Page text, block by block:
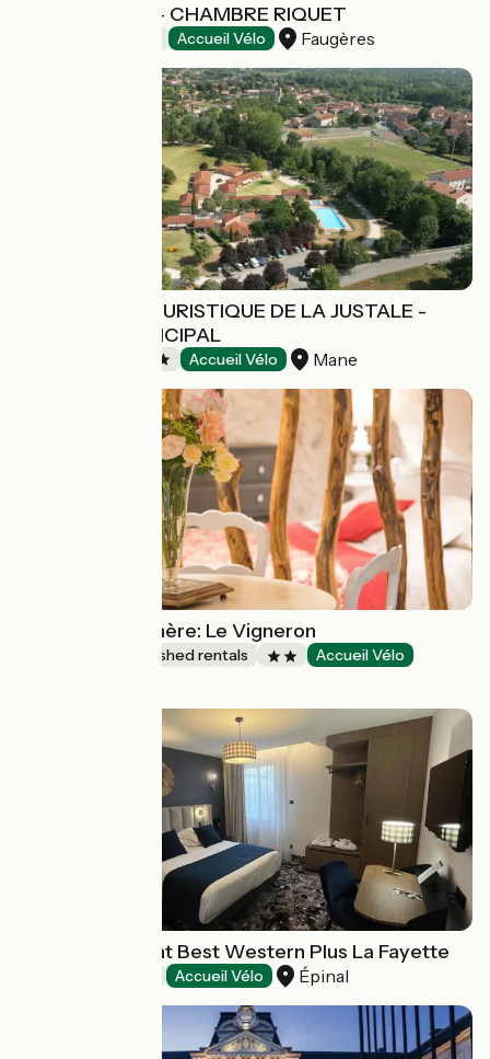
L'OUSTALOISE - CHAMBRE RIQUET
Accueil Vélo Faugères
COMPLEXE TOURISTIQUE DE LA JUSTALE -
CAMPING MUNICIPAL
Accueil Vélo Mane
Gîtes de la Rochère: Le Vigneron
Lodgings and furnished rentals Accueil Vélo
Hôtel-restaurant Best Western Plus La Fayette
Accueil Vélo Épinal